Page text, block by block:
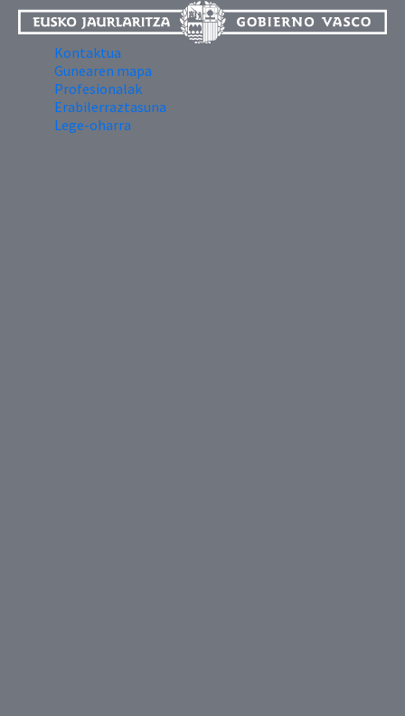
Kontaktua
Gunearen mapa
Profesionalak
Erabilerraztasuna
Lege-oharra